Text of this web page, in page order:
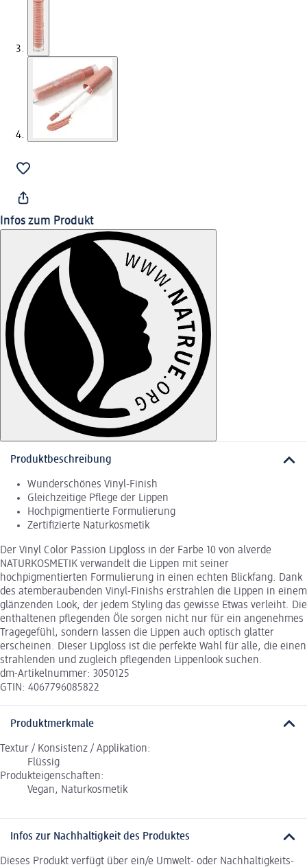
Infos zum Produkt
Produktbeschreibung
Wunderschönes Vinyl-Finish
Gleichzeitige Pflege der Lippen
Hochpigmentierte Formulierung
Zertifizierte Naturkosmetik
Der Vinyl Color Passion Lipgloss in der Farbe 10 von alverde
NATURKOSMETIK verwandelt die Lippen mit seiner
hochpigmentierten Formulierung in einen echten Blickfang. Dank
des atemberaubenden Vinyl-Finishs erstrahlen die Lippen in einem
glänzenden Look, der jedem Styling das gewisse Etwas verleiht. Die
enthaltenen pflegenden Öle sorgen nicht nur für ein angenehmes
Tragegefühl, sondern lassen die Lippen auch optisch glatter
erscheinen. Dieser Lipgloss ist die perfekte Wahl für alle, die einen
strahlenden und zugleich pflegenden Lippenlook suchen.
dm-Artikelnummer: 3050125
GTIN: 4067796085822
Produktmerkmale
Textur / Konsistenz / Applikation:
Flüssig
Produkteigenschaften:
Vegan, Naturkosmetik
Infos zur Nachhaltigkeit des Produktes
Dieses Produkt verfügt über ein/e Umwelt- oder Nachhaltigkeits-